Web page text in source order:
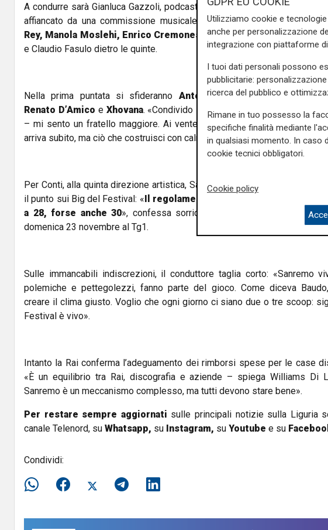
A condurre sarà Gianluca Gazzoli, podcaster e voce radiofonica scelto da
affiancato da una commissione musicale composta daEma
Rey, Manola Moslehi, Enrico Cremonesi e Daniele Battaglia, con lo
e Claudio Fasulo dietro le quinte.
Nella prima puntata si sfideranno Antonia, cmqmartina, Joseph,
Renato D’Amico eXhovana. «Condivido i sogni di questi ragazzi –
– mi sento un fratello maggiore. Ai ventenni direi di guardare al lungo
arriva subito, ma ciò che costruisci con calma resta».
Per Conti, alla quinta direzione artistica, Sanremo Giovani è anche
il punto sui Big del Festival: « Il regolamento ne prevede 26, ma credo
a 28, forse anche 30», confessa sorridendo. L’annuncio dei nomi è
domenica 23 novembre al Tg1.
Sulle immancabili indiscrezioni, il conduttore taglia corto: «Sanremo
polemiche e pettegolezzi, fanno parte del gioco. Come diceva
creare il clima giusto. Voglio che ogni giorno ci siano due o tre scoop:
Festival è vivo».
Intanto la Rai conferma l’adeguamento dei rimborsi spese per le case
«È un equilibrio tra Rai, discografia e aziende – spiega Williams Di
Sanremo è un meccanismo complesso, ma tutti devono stare bene».
Per restare sempre aggiornati sulle principali notizie sulla Liguria
canale Telenord, su Whatsapp, su Instagram, su Youtube e su
Condividi:
Utilizziamo cookie e
anche per personalizzazione
integrazione con piattaforme
I tuoi dati personali possono
pubblicitarie:
ricerca del pubblico e
Rimane in tuo possesso la
specifiche finalità mediante
in qualsiasi momento. In caso
cookie tecnici obbligatori.
Cookie policy